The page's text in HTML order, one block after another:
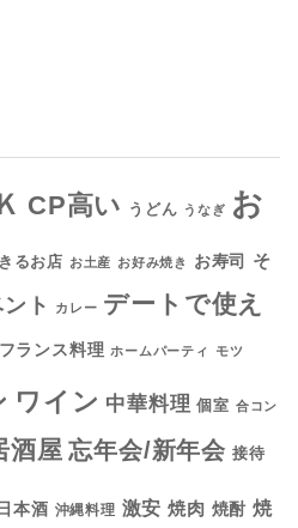
CP高い うどん うなぎ お
るお店 お土産 お好み焼き お寿司 そ
ト カレー デートで使え
フランス料理 ホームパーティ モツ
ワイン 中華料理 個室 合コン
酒屋 忘年会/新年会 接待
日本酒 沖縄料理 激安 焼肉 焼酎 焼